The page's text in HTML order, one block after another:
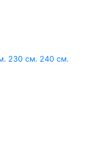
230 см. 240 см.